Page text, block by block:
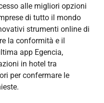
alle migliori opzioni
di tutto il mondo
strumenti online di
la conformità e il
app Egencia,
in hotel tra
per confermare le